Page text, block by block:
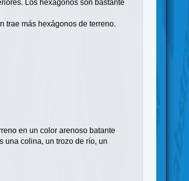
Los hexágonos son bastante
trae más hexágonos de terreno.
en un color arenoso batante
una colina, un trozo de río, un